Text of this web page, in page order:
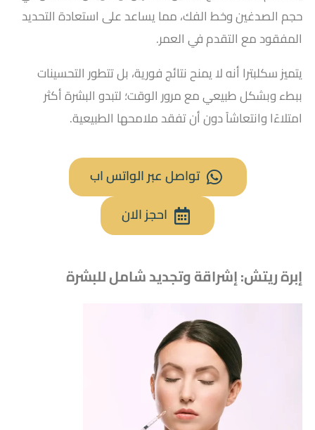
حجم الصدغين وخط الفك، مما يساعد على استعادة التحديد
المفقود مع التقدم في العمر.
يتميز سكلبترا أنه لا يمنح نتائج فورية، بل تتطور التحسينات
ببطء وبشكل طبيعي مع مرور الوقت؛ لتبدو البشرة أكثر
امتلاءًا وانتعاشاً دون أن تفقد ملامحها الطبيعية.
تواصل عبر الواتس اب
احجز الان
إبرة ريتش: إشراقة وتجديد شامل للبشرة